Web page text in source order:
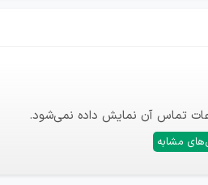
تماس آن نمایش داده نمی‌شود.
مشابه